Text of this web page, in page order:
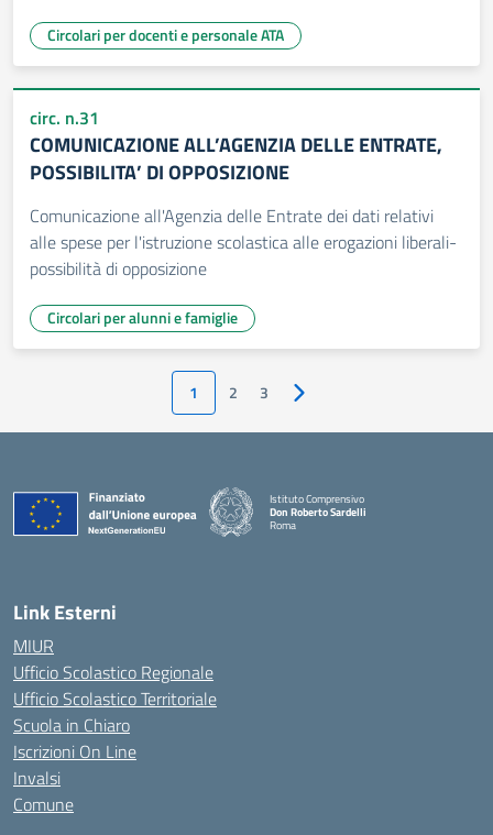
Circolari per docenti e personale ATA
circ. n.31
COMUNICAZIONE ALL’AGENZIA DELLE ENTRATE,
POSSIBILITA’ DI OPPOSIZIONE
Comunicazione all'Agenzia delle Entrate dei dati relativi
alle spese per l'istruzione scolastica alle erogazioni liberali-
possibilità di opposizione
Circolari per alunni e famiglie
1 2 3 Pagina successiva
Istituto Comprensivo
Don Roberto Sardelli
Roma
Link Esterni
MIUR
Ufficio Scolastico Regionale
Ufficio Scolastico Territoriale
Scuola in Chiaro
Iscrizioni On Line
Invalsi
Comune